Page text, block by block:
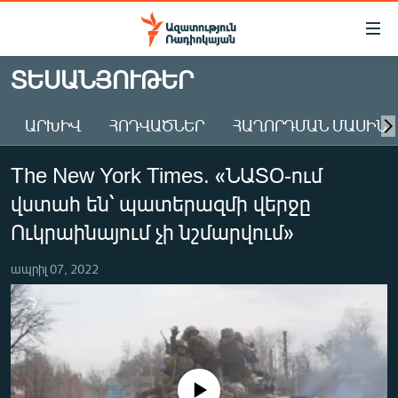
Մատչելիության
Անցնել
հիմնական
Անցնել
հիմնական
մենյուին
Որոնում
ԱԶԱՏՈՒԹՅՈՒՆ TV
ՀԱՅԱՍՏԱՆ
ԸՆՏՐՈՒԹՅՈՒՆՆԵՐ 2026
ԻՐԱՎՈՒՆՔ
ՏՆՏԵՍՈՒԹՅՈՒՆ
ՂԱՐԱԲԱՂ
ՊԱՏԵՐԱԶՄԻ 6 ՇԱԲԱԹՆԵՐԸ
ՏԱՐԱԾԱՇՐՋԱՆ
ՏԵՍԱՆՅՈՒԹԵՐ
ԱՐԽԻՎ ՀՈԴՎԱԾՆԵՐ ՀԱՂՈՐԴՄԱՆ ՄԱՍԻՆ
The New York Times. «ՆԱՏՕ-ում
վստահ են՝ պատերազմի վերջը
Ուկրաինայում չի նշմարվում»
ապրիլ 07, 2022
No media source currently available